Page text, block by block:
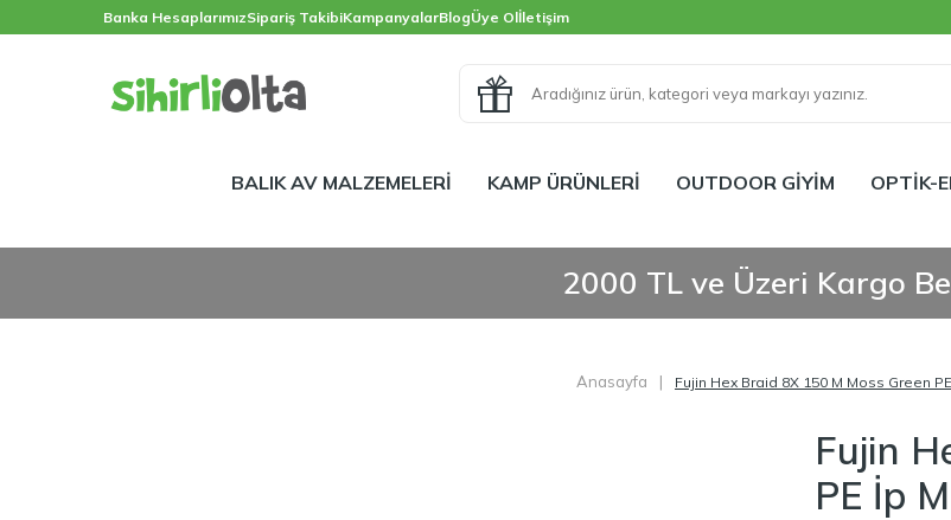
Banka HesaplarımızSipariş TakibiKampanyalarBlogÜye Olİletişim
BALIK AV MALZEMELERİ KAMP ÜRÜNLERİ OUTDOOR GİYİM OPTİK-
2000 TL ve Üzeri Kargo
Anasayfa | Fujin Hex Braid 8X 150 M Moss Green
Fujin
PE İp